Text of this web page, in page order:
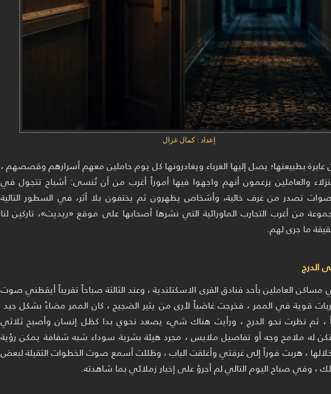
إعداد : كمال غزال
عابرة بطبيعتها؛ يصل إليها الغرباء ويغادرونها كل يوم حاملين معهم أسرارهم وقصصهم ،
والعاملين يزعمون أنهم واجهوا فيها أموراً أغرب من أن تُنسى: أشباح تتجول في
تصدر من غرف خالية، وأشخاص يظهرون ثم يختفون بلا أثر، في السطور التالية
من أغرب التجارب الماورائية التي نشرها أصحابها على موقع «ريديت»، تاركين لنا
ما جرى لهم.
الدرج
العاملين بأحد فنادق القرى الاسكتلندية ، وعند الثالثة صباحاً تقريباً أيقظني صوت
قوية في الممر ، فخرجت غاضباً لأرى من يثير الضجيج ، كان الممر مضاءً بشكل جيد
، ثم نظرت نحو الدرج ، ورأيت هناك شيء يصعد نحوي بدا كظل إنسان وأصبح ثلاثي
تكن له ملامح وجه أو تفاصيل ملابس ، مجرد هيئة بشرية سوداء شبه شفافة يمكن رؤية
، هربت فوراً إلى غرفتي وأغلقت الباب ، وظللت أسمع صوت الخطوات الثقيلة لبعض
، وفي صباح اليوم التالي لم أجرؤ على إخبار زملائي بما شاهدته.